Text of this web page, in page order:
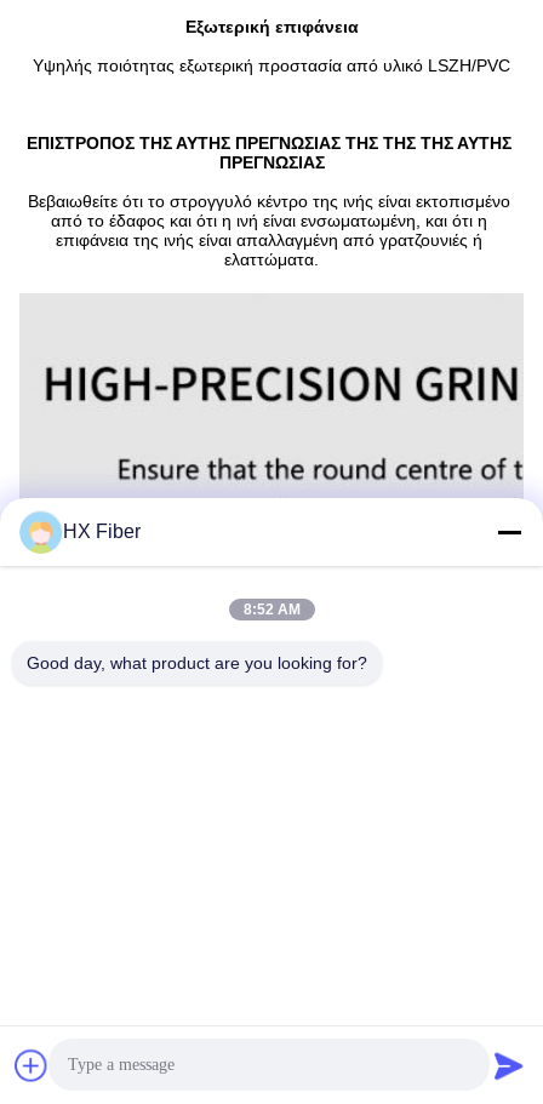
Εξωτερική επιφάνεια
Υψηλής ποιότητας εξωτερική προστασία από υλικό LSZH/PVC
ΕΠΙΣΤΡΟΠΟΣ ΤΗΣ ΑΥΤΗΣ ΠΡΕΓΝΩΣΙΑΣ ΤΗΣ ΤΗΣ ΤΗΣ ΑΥΤΗΣ
ΠΡΕΓΝΩΣΙΑΣ
Βεβαιωθείτε ότι το στρογγυλό κέντρο της ινής είναι εκτοπισμένο
από το έδαφος και ότι η ινή είναι ενσωματωμένη, και ότι η
επιφάνεια της ινής είναι απαλλαγμένη από γρατζουνιές ή
ελαττώματα.
HX Fiber
8:52 AM
Good day, what product are you looking for?